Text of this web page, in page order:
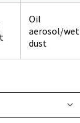
Oil
aerosol/wet
dust